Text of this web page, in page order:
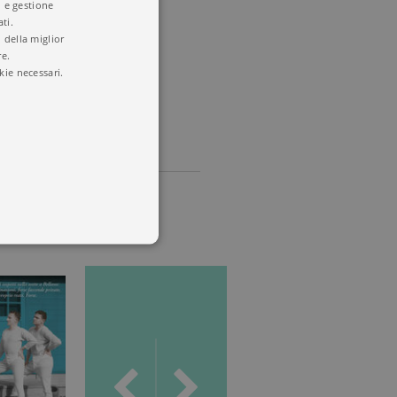
gestione
della miglior
necessari.
e la gestione
condizioni previste dal